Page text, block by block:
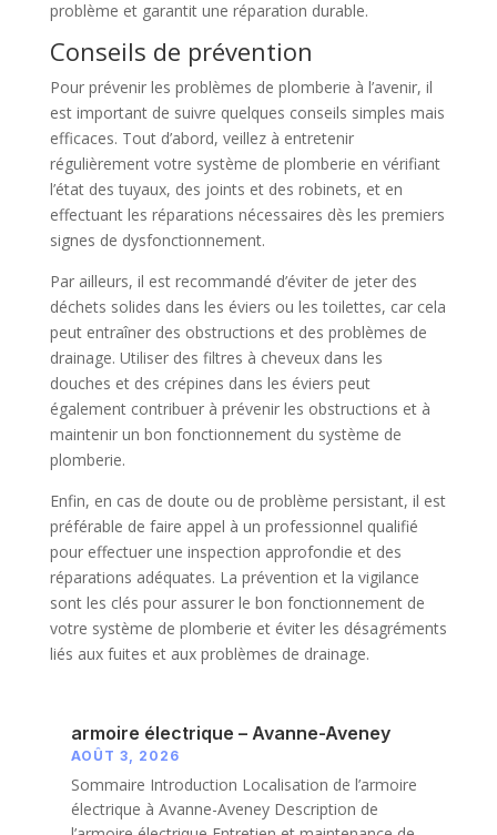
problème et garantit une réparation durable.
Conseils de prévention
Pour prévenir les problèmes de plomberie à l’avenir, il
est important de suivre quelques conseils simples mais
efficaces. Tout d’abord, veillez à entretenir
régulièrement votre système de plomberie en vérifiant
l’état des tuyaux, des joints et des robinets, et en
effectuant les réparations nécessaires dès les premiers
signes de dysfonctionnement.
Par ailleurs, il est recommandé d’éviter de jeter des
déchets solides dans les éviers ou les toilettes, car cela
peut entraîner des obstructions et des problèmes de
drainage. Utiliser des filtres à cheveux dans les
douches et des crépines dans les éviers peut
également contribuer à prévenir les obstructions et à
maintenir un bon fonctionnement du système de
plomberie.
Enfin, en cas de doute ou de problème persistant, il est
préférable de faire appel à un professionnel qualifié
pour effectuer une inspection approfondie et des
réparations adéquates. La prévention et la vigilance
sont les clés pour assurer le bon fonctionnement de
votre système de plomberie et éviter les désagréments
liés aux fuites et aux problèmes de drainage.
armoire électrique – Avanne-Aveney
AOÛT 3, 2026
Sommaire Introduction Localisation de l’armoire
électrique à Avanne-Aveney Description de